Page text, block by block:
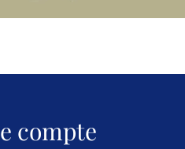
compte